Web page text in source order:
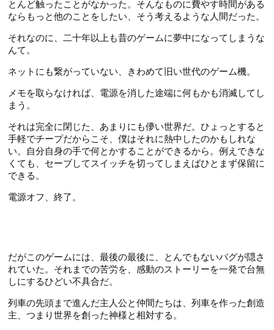
とんど触ったことがなかった。そんなものに費やす時間がある
ならもっと他のことをしたい、そう考えるような人間だった。
それなのに、二十年以上も昔のゲームに夢中になってしまうな
んて。
ネットにも繋がっていない、きわめて旧い世代のゲーム機。
メモを取らなければ、電源を消した途端に何もかも消滅してし
まう。
それは完全に閉じた、あまりにも儚い世界だ。ひょっとすると
手軽でチープだからこそ、僕はそれに熱中したのかもしれな
い。自分自身の手で何とかすることができるから。例えできな
くても、セーブしてスイッチを切ってしまえばひとまず保留に
できる。
電源オフ、終了。
だがこのゲームには、最後の最後に、とんでもないバグが隠さ
れていた。それまでの苦労を、感動のストーリーを一発で台無
しにするひどい不具合だ。
列車の先頭まで進んだ主人公と仲間たちは、列車を作った創造
主、つまり世界を創った神様と相対する。